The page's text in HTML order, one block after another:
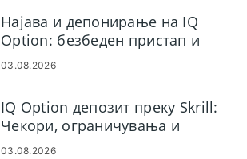
Најава и депонирање на IQ
Option: безбеден пристап и
финансирање на сметката
03.08.2026
IQ Option депозит преку Skrill:
Чекори, ограничувања и
времиња на обработка
03.08.2026